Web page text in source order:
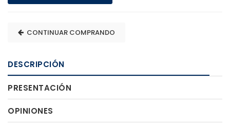
CONTINUAR COMPRANDO
DESCRIPCIÓN
PRESENTACIÓN
OPINIONES